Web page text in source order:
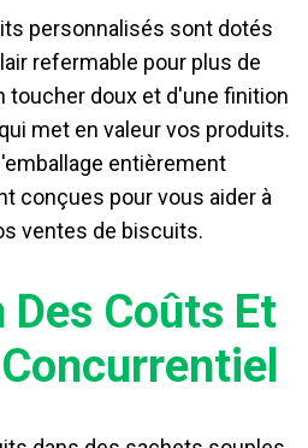
personnalisés sont dotés
refermable pour plus de
toucher doux et d'une finition
met en valeur vos produits.
entièrement
conçues pour vous aider à
ventes de biscuits.
Coûts Et